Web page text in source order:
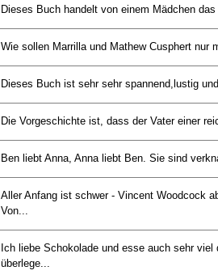
Dieses Buch handelt von einem Mädchen
Wie sollen Marrilla und Mathew Cusphert nur
Dieses Buch ist sehr sehr spannend,lustig
Die Vorgeschichte ist, dass der Vater einer
Ben liebt Anna, Anna liebt Ben. Sie sind
Aller Anfang ist schwer - Vincent Woodcock
Von...
Ich liebe Schokolade und esse auch sehr viel
überlege...